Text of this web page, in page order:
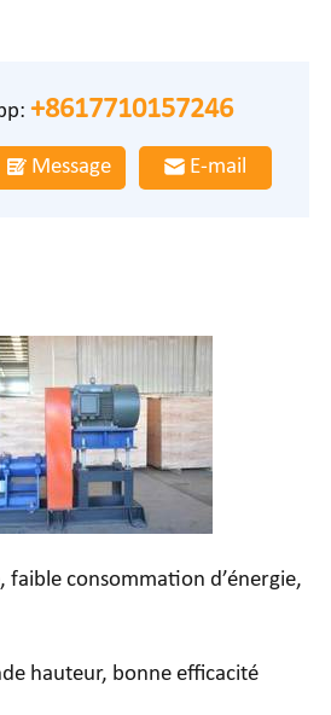
+8617710157246
Message E-mail
faible consommation d’énergie,
hauteur, bonne efficacité